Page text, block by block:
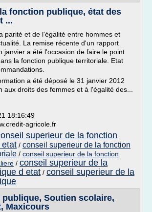
fonction publique, état des
...
parité et de l'égalité entre hommes et
La remise récente d'un rapport
janvier a été l'occasion de faire le point
la fonction publique territoriale. Etat
a été déposé le 31 janvier 2012
aux droits des femmes et à l'égalité des...
18:16:49
agricole.fr
superieur de la fonction
etat / conseil superieur de la fonction
/ conseil superieur de la fonction
/ conseil superieur de la
d etat / conseil superieur de la
Soutien scolaire,
Maxicours